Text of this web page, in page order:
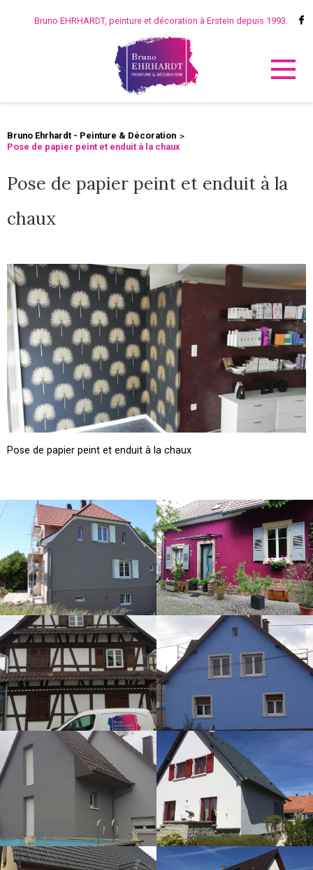
Bruno EHRHARDT, peinture et décoration à Erstein depuis 1993.
Bruno Ehrhardt - Peinture & Décoration
Pose de papier peint et enduit à la chaux
Pose de papier peint et enduit à la
chaux
Pose de papier peint et enduit à la chaux